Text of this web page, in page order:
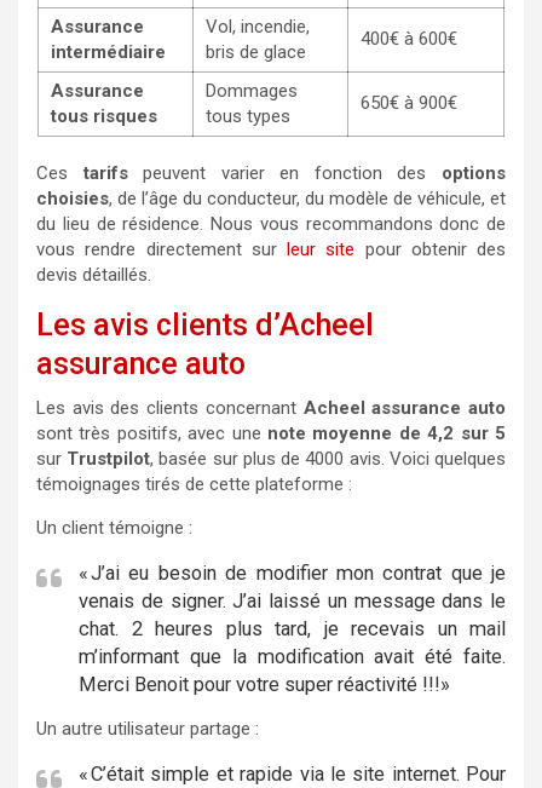
Assurance
intermédiaire
Vol, incendie,
bris de glace
400€ à 600€
Assurance
tous risques
Dommages
tous types
650€ à 900€
Cestarifspeuvent varier en fonction des options
choisies, de l’âge du conducteur, du modèle de véhicule, et
du lieu de résidence. Nous vous recommandons donc de
vous rendre directement sur leur site pour obtenir des
devis détaillés.
Les avis clients d’Acheel
assurance auto
Les avis des clients concernant Acheel assurance auto
sont très positifs, avec une note moyenne de 4,2 sur 5
sur Trustpilot, basée sur plus de 4000 avis. Voici quelques
témoignages tirés de cette plateforme :
Un client témoigne :
« J’ai eu besoin de modifier mon contrat que je
venais de signer. J’ai laissé un message dans le
chat. 2 heures plus tard, je recevais un mail
m’informant que la modification avait été faite.
Merci Benoit pour votre super réactivité !!!»
Un autre utilisateur partage :
« C’était simple et rapide via le site internet. Pour